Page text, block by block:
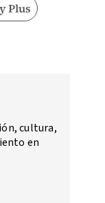
Plus
cultura,
en